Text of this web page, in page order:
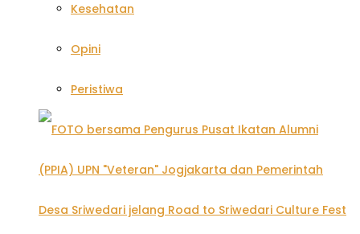
Kesehatan
Opini
Peristiwa